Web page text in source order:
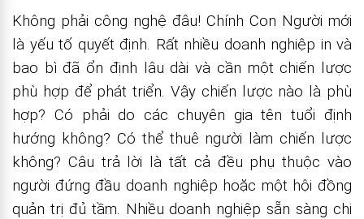
Không phải công nghệ đâu! Chính Con Người mới
là yếu tố quyết định. Rất nhiều doanh nghiệp in và
bao bì đã ổn định lâu dài và cần một chiến lược
phù hợp để phát triển. Vậy chiến lược nào là phù
hợp? Có phải do các chuyên gia tên tuổi định
hướng không? Có thể thuê người làm chiến lược
không? Câu trả lời là tất cả đều phụ thuộc vào
người đứng đầu doanh nghiệp hoặc một hội đồng
quản trị đủ tầm. Nhiều doanh nghiệp sẵn sàng chi